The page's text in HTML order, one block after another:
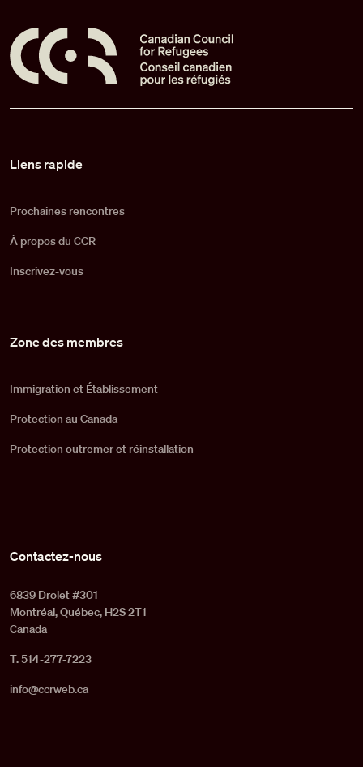
Liens rapide
Prochaines rencontres
À propos du CCR
Inscrivez-vous
Zone des membres
Immigration et Établissement
Protection au Canada
Protection outremer et réinstallation
Contactez-nous
6839 Drolet #301
Montréal, Québec, H2S 2T1
Canada
T. 514-277-7223
info@ccrweb.ca